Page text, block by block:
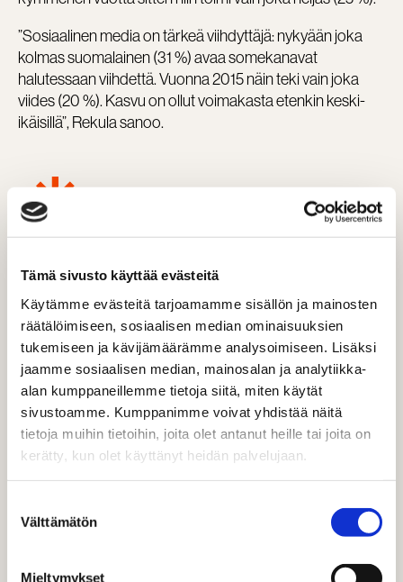
Tämä sivusto käyttää evästeitä
Käytämme evästeitä tarjoamamme sisällön ja mainosten
räätälöimiseen, sosiaalisen median ominaisuuksien
tukemiseen ja kävijämäärämme analysoimiseen. Lisäksi
jaamme sosiaalisen median, mainosalan ja analytiikka-
alan kumppaneillemme tietoja siitä, miten käytät
sivustoamme. Kumppanimme voivat yhdistää näitä
tietoja muihin tietoihin, joita olet antanut heille tai joita on
kerätty, kun olet käyttänyt heidän palvelujaan.
valinta
Välttämätön
Mieltymykset
”Sosiaalinen media on tärkeä viihdyttäjä: nykyään joka
kolmas suomalainen (31 %) avaa somekanavat
halutessaan viihdettä. Vuonna 2015 näin teki vain joka
viides (20 %). Kasvu on ollut voimakasta etenkin keski-
ikäisillä”, Rekula sanoo.
VIIHDYTTÄJÄ, JA SOMEKANAVAT
AVATAAN KUN HALUTAAN
VIIHDETTÄ. KASVU ON OLLUT
VOIMAKASTA ETENKIN KESKI-
IKÄISILLÄ.
NUORET SUKKULOIVAT, EI-
KONTROLLI